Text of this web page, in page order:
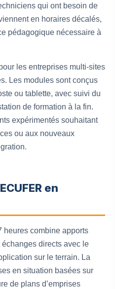
qui ont besoin de
en horaires décalés,
pédagogique nécessaire à
les entreprises multi-sites
Les modules sont conçus
ou tablette, avec suivi du
de formation à la fin.
expérimentés souhaitant
ou aux nouveaux
en
heures combine apports
directs avec le
sur le terrain. La
en situation basées sur
de plans d’emprises